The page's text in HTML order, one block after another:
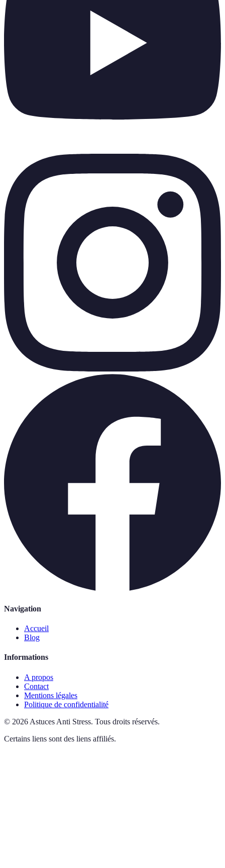
Navigation
Accueil
Blog
Informations
A propos
Contact
Mentions légales
Politique de confidentialité
© 2026 Astuces Anti Stress. Tous droits réservés.
Certains liens sont des liens affiliés.